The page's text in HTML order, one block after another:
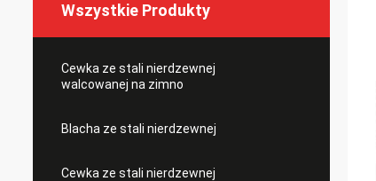
Wszystkie Produkty
Cewka ze stali nierdzewnej
walcowanej na zimno
Blacha ze stali nierdzewnej
Cewka ze stali nierdzewnej